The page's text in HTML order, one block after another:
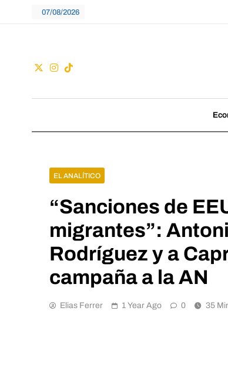
07/08/2026
EL ANALÍTICO
“Sanciones de
migrantes”:
Rodríguez y a
campaña a la AN
Elias Ferrer 1 Year Ago 0 35